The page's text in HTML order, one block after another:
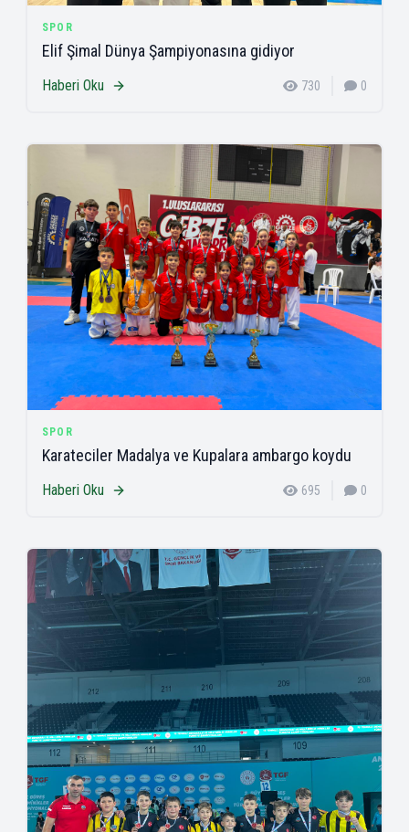
SPOR
Elif Şimal Dünya Şampiyonasına gidiyor
Haberi Oku 730 0
SPOR
Karateciler Madalya ve Kupalara ambargo koydu
Haberi Oku 695 0